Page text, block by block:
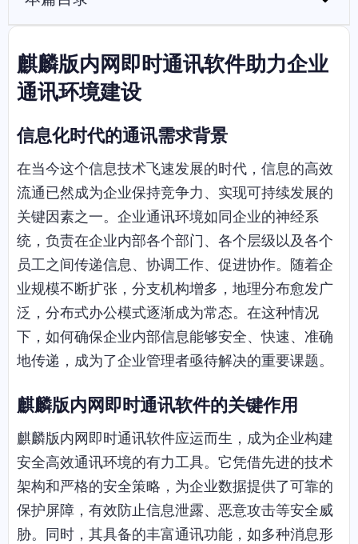
麒麟版内网即时通讯软件助力企业
通讯环境建设
信息化时代的通讯需求背景
在当今这个信息技术飞速发展的时代，信息的高效
流通已然成为企业保持竞争力、实现可持续发展的
关键因素之一。企业通讯环境如同企业的神经系
统，负责在企业内部各个部门、各个层级以及各个
员工之间传递信息、协调工作、促进协作。随着企
业规模不断扩张，分支机构增多，地理分布愈发广
泛，分布式办公模式逐渐成为常态。在这种情况
下，如何确保企业内部信息能够安全、快速、准确
地传递，成为了企业管理者亟待解决的重要课题。
麒麟版内网即时通讯软件的关键作用
麒麟版内网即时通讯软件应运而生，成为企业构建
安全高效通讯环境的有力工具。它凭借先进的技术
架构和严格的安全策略，为企业数据提供了可靠的
保护屏障，有效防止信息泄露、恶意攻击等安全威
胁。同时，其具备的丰富通讯功能，如多种消息形